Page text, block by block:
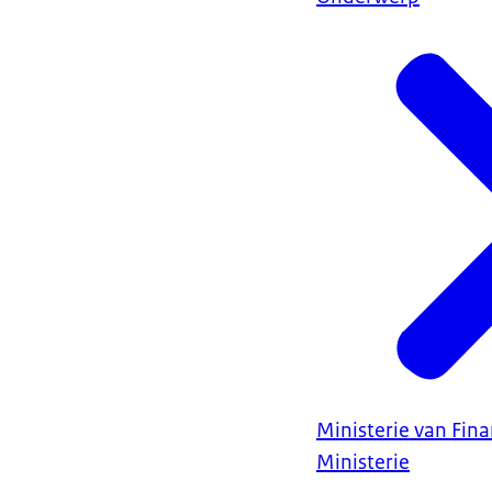
Ministerie van
Ministerie